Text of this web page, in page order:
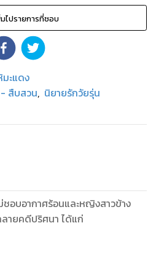
ไปรายการที่ชอบ
มะแดง
สืบสวน, นิยายรักวัยรุ่น
ชอบอากาศร้อนและหญิงสาวข้าง
ายคดีปริศนา ได้แก่